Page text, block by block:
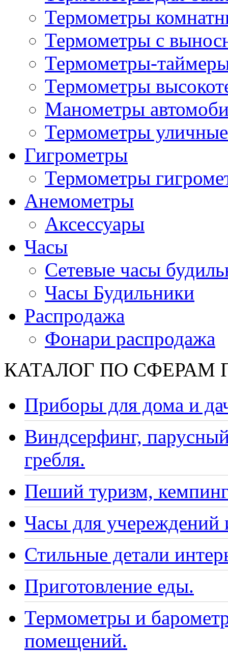
Термометры
Термометры с
Термометры-
Термометры
Манометры
Термометры уличные
Гигрометры
Термометры
Анемометры
Аксессуары
Часы
Сетевые часы
Часы Будильники
Распродажа
Фонари распродажа
КАТАЛОГ ПО СФЕРАМ
Приборы для дома и
Виндсерфинг,
гребля.
Пеший туризм,
Часы для учереждений
Стильные детали
Приготовление еды.
Термометры и
помещений.